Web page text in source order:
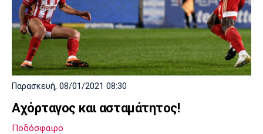
Παρασκευή, 08/01/2021 08:30
Αχόρταγος και ασταμάτητος!
Ποδόσφαιρο